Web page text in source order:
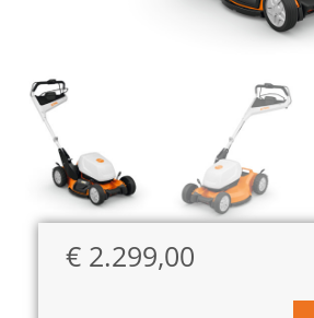
€ 2.299,00